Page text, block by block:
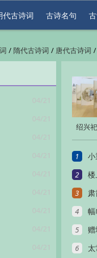
代古诗词 古诗名句
/ 隋代古诗词 / 唐代古诗词 /
/古诗词鉴赏/古诗下一句/
04/21
04/21
04/21
04/21
04/21
04/21
04/21
04/21
04/21
绍兴
四
1 小
2 楼
3
4 幅
5
6 太